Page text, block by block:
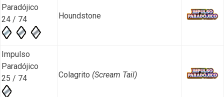
Paradójico
24 / 74
Houndstone
Impulso
Paradójico
25 / 74
Colagrito (Scream Tail)